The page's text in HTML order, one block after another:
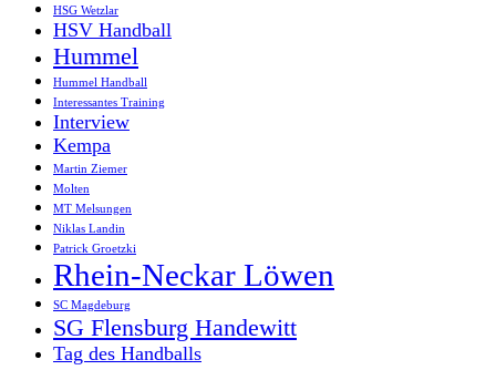
HSG Wetzlar
HSV Handball
Hummel
Hummel Handball
Interessantes Training
Interview
Kempa
Martin Ziemer
Molten
MT Melsungen
Niklas Landin
Patrick Groetzki
Rhein-Neckar Löwen
SC Magdeburg
SG Flensburg Handewitt
Tag des Handballs